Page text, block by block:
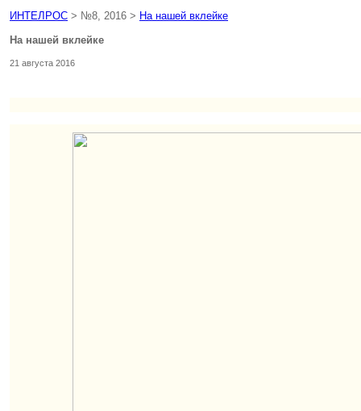
ИНТЕЛРОС > №8, 2016 > На нашей вклейке
На нашей вклейке
21 августа 2016